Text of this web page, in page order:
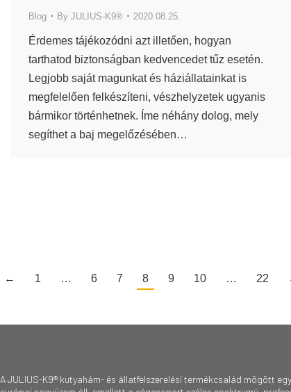
Blog By JULIUS-K9® 2020.08.25.
Érdemes tájékozódni azt illetően, hogyan
tarthatod biztonságban kedvencedet tűz esetén.
Legjobb saját magunkat és háziállatainkat is
megfelelően felkészíteni, vészhelyzetek ugyanis
bármikor történhetnek. Íme néhány dolog, mely
segíthet a baj megelőzésében…
← 1 … 6 7 8 9 10 … 22
A JULIUS-K9® kutyahám- és állatfelszerelési termékcsalád mögött